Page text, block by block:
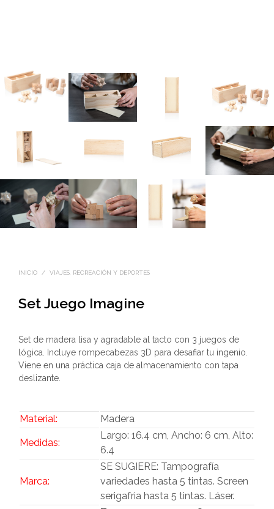
INICIO / VIAJES, RECREACIÓN Y DEPORTES
Set Juego Imagine
Set de madera lisa y agradable al tacto con 3 juegos de
lógica. Incluye rompecabezas 3D para desafiar tu ingenio.
Viene en una práctica caja de almacenamiento con tapa
deslizante.
Material: Madera
Medidas:
Largo: 16.4 cm, Ancho: 6 cm, Alto:
6.4
Marca:
SE SUGIERE: Tampografía
variedades hasta 5 tintas. Screen
serigafria hasta 5 tintas. Láser.